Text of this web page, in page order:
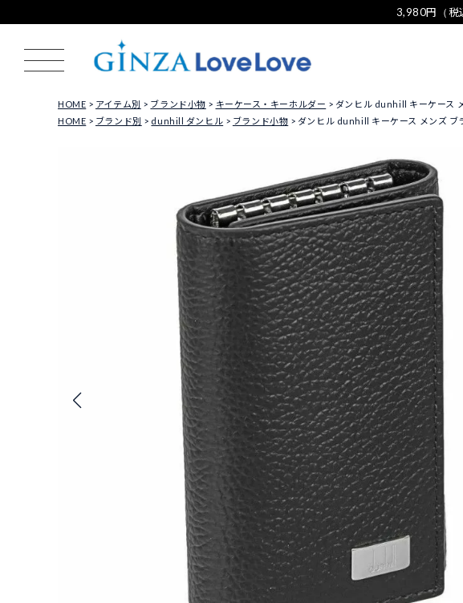
3,980円（税
HOME アイテム別 ブランド小物 キーケース・キーホルダー
ダンヒル dunhill キーケース
HOME
ブランド別 dunhill ダンヒル ブランド小物 ダンヒル dunhill キーケース メンズ ブ